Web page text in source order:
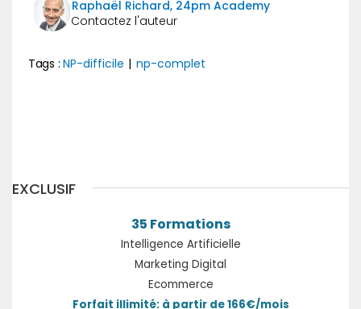
Raphaël Richard, 24pm Academy
Tags : NP-difficile | np-complet
EXCLUSIF
35 Formations
Intelligence Artificielle
Marketing Digital
Ecommerce
Forfait illimité: à partir de 166€/mois